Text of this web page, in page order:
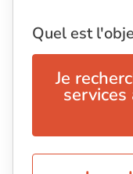
Quel est
Je